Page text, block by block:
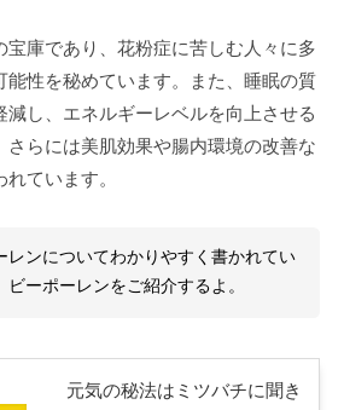
宝庫であり、花粉症に苦しむ人々に多
能性を秘めています。また、睡眠の質
減し、エネルギーレベルを向上させる
さらには美肌効果や腸内環境の改善な
ています。
レンについてわかりやすく書かれてい
ビーポーレンをご紹介するよ。
元気の秘法はミツバチに聞き